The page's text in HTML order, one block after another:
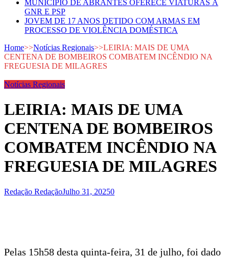
MUNICÍPIO DE ABRANTES OFERECE VIATURAS À
GNR E PSP
JOVEM DE 17 ANOS DETIDO COM ARMAS EM
PROCESSO DE VIOLÊNCIA DOMÉSTICA
Home>>Notícias Regionais>>LEIRIA: MAIS DE UMA
CENTENA DE BOMBEIROS COMBATEM INCÊNDIO NA
FREGUESIA DE MILAGRES
Notícias Regionais
LEIRIA: MAIS DE UMA
CENTENA DE BOMBEIROS
COMBATEM INCÊNDIO NA
FREGUESIA DE MILAGRES
Redação RedaçãoJulho 31, 20250
Pelas 15h58 desta quinta-feira, 31 de julho, foi dado